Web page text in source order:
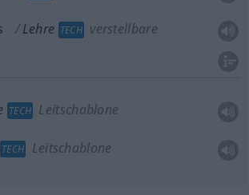
Lehre TECH verstellbare
TECH Leitschablone
TECH Leitschablone